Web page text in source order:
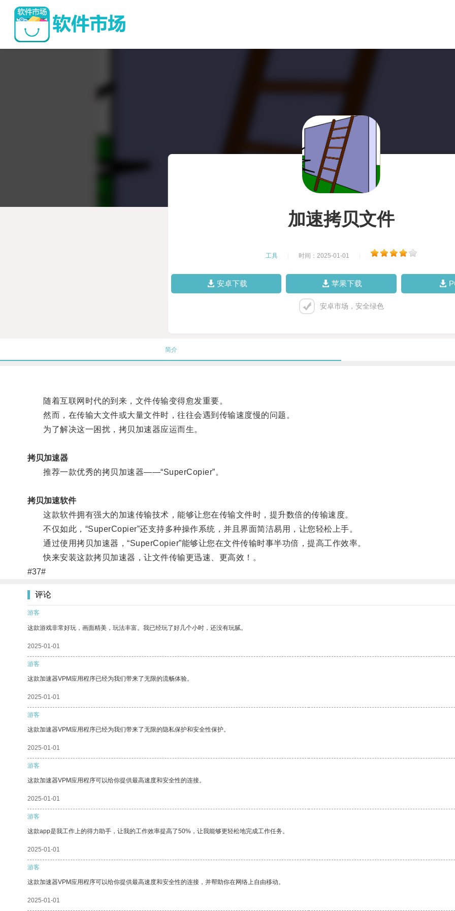
加速拷贝文件
工具 时间：2025-01-01
安卓下载 苹果下载
安卓市场，安全绿色
简介
随着互联网时代的到来，文件传输变得愈发重要。
然而，在传输大文件或大量文件时，往往会遇到传输速度慢的问题。
为了解决这一困扰，拷贝加速器应运而生。
拷贝加速器
推荐一款优秀的拷贝加速器——“SuperCopier”。
拷贝加速软件
这款软件拥有强大的加速传输技术，能够让您在传输文件时，提升数倍的传输速度。
不仅如此，“SuperCopier”还支持多种操作系统，并且界面简洁易用，让您轻松上手。
通过使用拷贝加速器，“SuperCopier”能够让您在文件传输时事半功倍，提高工作效率。
快来安装这款拷贝加速器，让文件传输更迅速、更高效！。
#37#
评论
游客
这款游戏非常好玩，画面精美，玩法丰富。我已经玩了好几个小时，还没有玩腻。
2025-01-01
游客
这款加速器VPM应用程序已经为我们带来了无限的流畅体验。
2025-01-01
游客
这款加速器VPM应用程序已经为我们带来了无限的隐私保护和安全性保护。
2025-01-01
游客
这款加速器VPM应用程序可以给你提供最高速度和安全性的连接。
2025-01-01
游客
这款app是我工作上的得力助手，让我的工作效率提高了50%，让我能够更轻松地完成工作任务。
2025-01-01
游客
这款加速器VPM应用程序可以给你提供最高速度和安全性的连接，并帮助你在网络上自由移动。
2025-01-01